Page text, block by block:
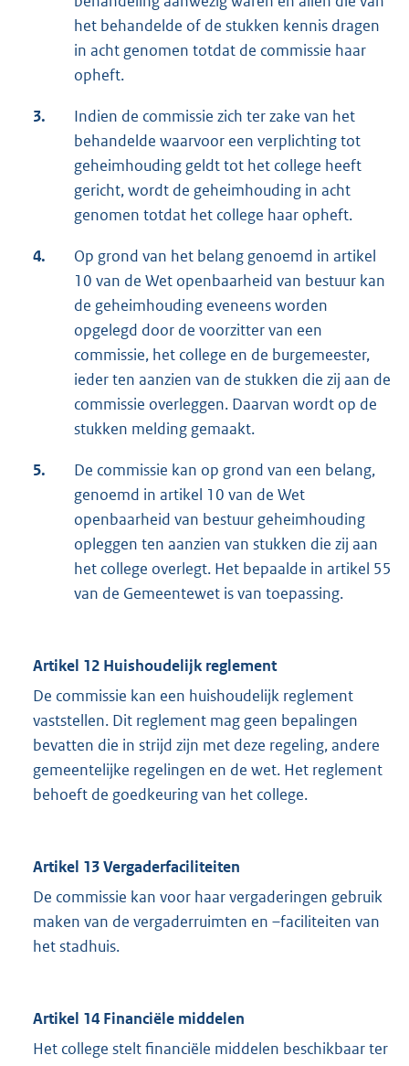
het behandelde of de stukken kennis dragen
in acht genomen totdat de commissie haar
opheft.
3.
Indien de commissie zich ter zake van het
behandelde waarvoor een verplichting tot
geheimhouding geldt tot het college heeft
gericht, wordt de geheimhouding in acht
genomen totdat het college haar opheft.
4.
Op grond van het belang genoemd in artikel
10 van de Wet openbaarheid van bestuur kan
de geheimhouding eveneens worden
opgelegd door de voorzitter van een
commissie, het college en de burgemeester,
ieder ten aanzien van de stukken die zij aan de
commissie overleggen. Daarvan wordt op de
stukken melding gemaakt.
5.
De commissie kan op grond van een belang,
genoemd in artikel 10 van de Wet
openbaarheid van bestuur geheimhouding
opleggen ten aanzien van stukken die zij aan
het college overlegt. Het bepaalde in artikel 55
van de Gemeentewet is van toepassing.
Artikel 12 Huishoudelijk reglement
De commissie kan een huishoudelijk reglement
vaststellen. Dit reglement mag geen bepalingen
bevatten die in strijd zijn met deze regeling, andere
gemeentelijke regelingen en de wet. Het reglement
behoeft de goedkeuring van het college.
Artikel 13 Vergaderfaciliteiten
De commissie kan voor haar vergaderingen gebruik
maken van de vergaderruimten en –faciliteiten van
het stadhuis.
Artikel 14 Financiële middelen
Het college stelt financiële middelen beschikbaar ter